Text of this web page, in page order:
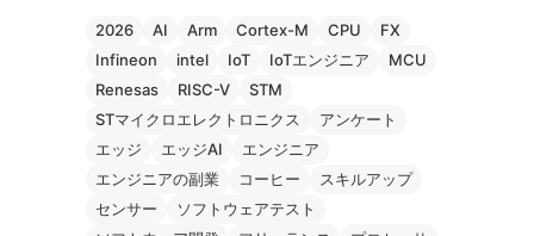
2026 AI Arm Cortex-M CPU
FX
Infineon
intel IoT IoTエンジニア
MCU
Renesas
RISC-V
STM
STマイクロエレクトロニクス
アンケート
エッジ
エッジAI
エンジニア
エンジニアの副業
コーヒー
スキルアップ
センサー
ソフトウェアテスト